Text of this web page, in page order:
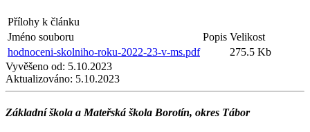
Přílohy k článku
Jméno souboru
Popis Velikost
hodnoceni-skolniho-roku-2022-23-v-ms.pdf
275.5 Kb
Vyvěšeno od: 5.10.2023
Aktualizováno: 5.10.2023
Základní škola a Mateřská škola Borotín, okres Tábor